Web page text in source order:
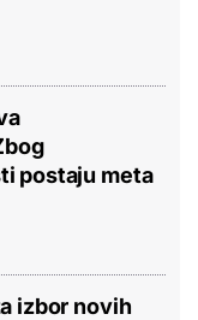
postaju meta
izbor novih